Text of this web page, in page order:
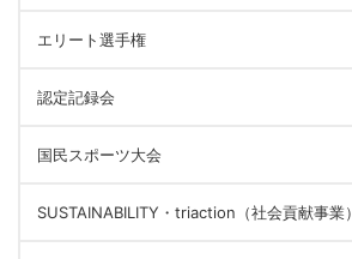
エリート選手権
認定記録会
国民スポーツ大会
SUSTAINABILITY・triaction（社会貢献事業）